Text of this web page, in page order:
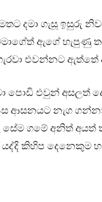
දමා ගැසූ ඉසුරු
ඇගේ හැපුණු
එවන්නට ඇත්තේ
පොඩි එවුන් අසලත්
ආසනයට නැග
ගමේ අනිත් අයත්
කිහිප දෙනෙකුම